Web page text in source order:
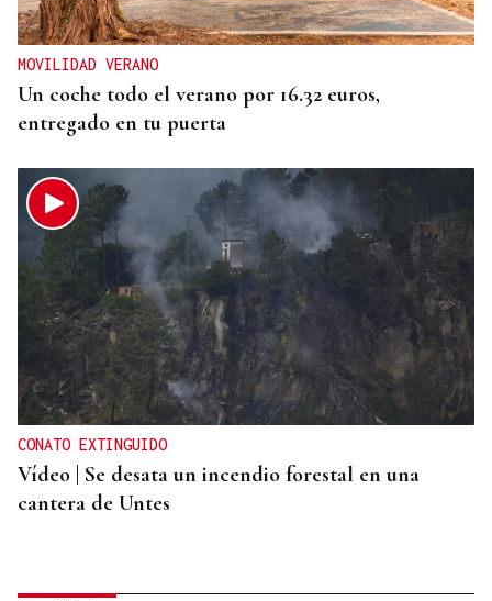
MOVILIDAD VERANO
Un coche todo el verano por 16.32 euros,
entregado en tu puerta
CONATO EXTINGUIDO
Vídeo | Se desata un incendio forestal en una
cantera de Untes